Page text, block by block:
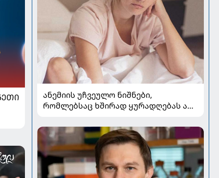
ანემიის უჩვეულო ნიშნები,
რომლებსაც ხშირად ყურადღებას არ